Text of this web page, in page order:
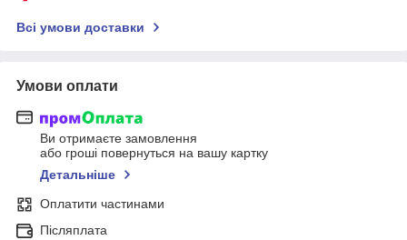
Всі умови доставки
Умови оплати
Ви отримаєте замовлення
або гроші повернуться на вашу картку
Детальніше
Оплатити частинами
Післяплата